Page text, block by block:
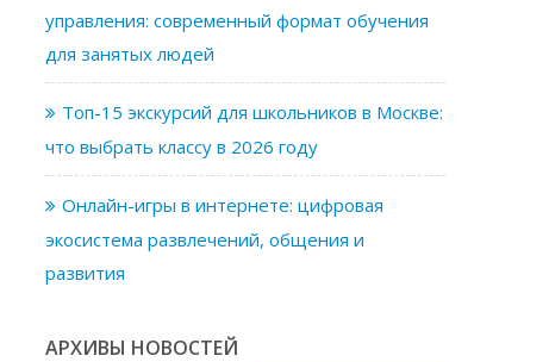
управления: современный формат обучения
для занятых людей
Топ-15 экскурсий для школьников в Москве:
что выбрать классу в 2026 году
Онлайн-игры в интернете: цифровая
экосистема развлечений, общения и
развития
АРХИВЫ НОВОСТЕЙ